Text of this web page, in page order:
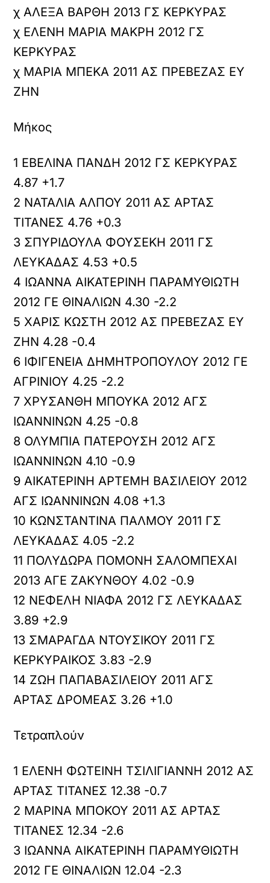
χ ΑΛΕΞΑ ΒΑΡΘΗ 2013 ΓΣ ΚΕΡΚΥΡΑΣ
χ ΕΛΕΝΗ ΜΑΡΙΑ ΜΑΚΡΗ 2012 ΓΣ
ΚΕΡΚΥΡΑΣ
χ ΜΑΡΙΑ ΜΠΕΚΑ 2011 ΑΣ ΠΡΕΒΕΖΑΣ ΕΥ
ΖΗΝ
Μήκος
1 ΕΒΕΛΙΝΑ ΠΑΝΔΗ 2012 ΓΣ ΚΕΡΚΥΡΑΣ
4.87 +1.7
2 ΝΑΤΑΛΙΑ ΑΛΠΟΥ 2011 ΑΣ ΑΡΤΑΣ
ΤΙΤΑΝΕΣ 4.76 +0.3
3 ΣΠΥΡΙΔΟΥΛΑ ΦΟΥΣΕΚΗ 2011 ΓΣ
ΛΕΥΚΑΔΑΣ 4.53 +0.5
4 ΙΩΑΝΝΑ ΑΙΚΑΤΕΡΙΝΗ ΠΑΡΑΜΥΘΙΩΤΗ
2012 ΓΕ ΘΙΝΑΛΙΩΝ 4.30 -2.2
5 ΧΑΡΙΣ ΚΩΣΤΗ 2012 ΑΣ ΠΡΕΒΕΖΑΣ ΕΥ
ΖΗΝ 4.28 -0.4
6 ΙΦΙΓΕΝΕΙΑ ΔΗΜΗΤΡΟΠΟΥΛΟΥ 2012 ΓΕ
ΑΓΡΙΝΙΟΥ 4.25 -2.2
7 ΧΡΥΣΑΝΘΗ ΜΠΟΥΚΑ 2012 ΑΓΣ
ΙΩΑΝΝΙΝΩΝ 4.25 -0.8
8 ΟΛΥΜΠΙΑ ΠΑΤΕΡΟΥΣΗ 2012 ΑΓΣ
ΙΩΑΝΝΙΝΩΝ 4.10 -0.9
9 ΑΙΚΑΤΕΡΙΝΗ ΑΡΤΕΜΗ ΒΑΣΙΛΕΙΟΥ 2012
ΑΓΣ ΙΩΑΝΝΙΝΩΝ 4.08 +1.3
10 ΚΩΝΣΤΑΝΤΙΝΑ ΠΑΛΜΟΥ 2011 ΓΣ
ΛΕΥΚΑΔΑΣ 4.05 -2.2
11 ΠΟΛΥΔΩΡΑ ΠΟΜΟΝΗ ΣΑΛΟΜΠΕΧΑΙ
2013 ΑΓΕ ΖΑΚΥΝΘΟΥ 4.02 -0.9
12 ΝΕΦΕΛΗ ΝΙΑΦΑ 2012 ΓΣ ΛΕΥΚΑΔΑΣ
3.89 +2.9
13 ΣΜΑΡΑΓΔΑ ΝΤΟΥΣΙΚΟΥ 2011 ΓΣ
ΚΕΡΚΥΡΑΙΚΟΣ 3.83 -2.9
14 ΖΩΗ ΠΑΠΑΒΑΣΙΛΕΙΟΥ 2011 ΑΓΣ
ΑΡΤΑΣ ΔΡΟΜΕΑΣ 3.26 +1.0
Τετραπλούν
1 ΕΛΕΝΗ ΦΩΤΕΙΝΗ ΤΣΙΛΙΓΙΑΝΝΗ 2012 ΑΣ
ΑΡΤΑΣ ΤΙΤΑΝΕΣ 12.38 -0.7
2 ΜΑΡΙΝΑ ΜΠΟΚΟΥ 2011 ΑΣ ΑΡΤΑΣ
ΤΙΤΑΝΕΣ 12.34 -2.6
3 ΙΩΑΝΝΑ ΑΙΚΑΤΕΡΙΝΗ ΠΑΡΑΜΥΘΙΩΤΗ
2012 ΓΕ ΘΙΝΑΛΙΩΝ 12.04 -2.3